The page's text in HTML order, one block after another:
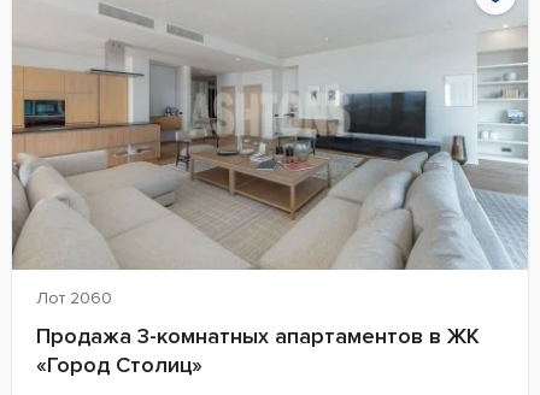
Лот 2060
Продажа 3-комнатных апартаментов в ЖК
«Город Столиц»